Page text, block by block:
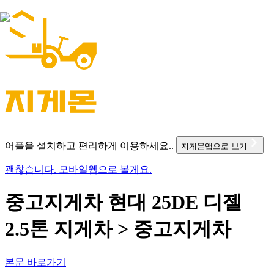
어플을 설치하고 편리하게 이용하세요.. 지게몬앱으로 보기
괜찮습니다. 모바일웹으로 볼게요.
중고지게차 현대 25DE 디젤
2.5톤 지게차 > 중고지게차
본문 바로가기